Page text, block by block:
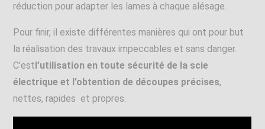
réduction pour adapter les lames à chaque alésage.
Pour finir, il existe différentes manières qui ont pour but
la réalisation des travaux impeccables et sans danger.
C’estl’utilisation en toute sécurité de la scie
électrique et l’obtention de découpes précises,
nettes, rapides et propres.